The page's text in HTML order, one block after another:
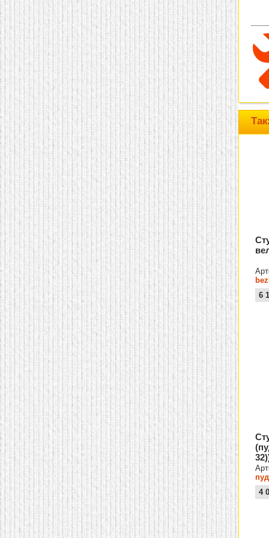
домашнем использовании.
Эта мебель имеет
некоторые преимущества
перед той же стенкой для
гостиной, к примеру,
поскольку она более
легкая и не загромождает
пространство. В спальне
этот предмет можно
поставить у изголовья
кровати, чтобы заполнить
пустующее там
место.
Также стеллажи
очень часто используют в
качестве разграничителей
комнаты, например, на
рабочую зону и
пространство для отдыха.
Особенно это актуально
для однокомнатных
квартир.
6
4